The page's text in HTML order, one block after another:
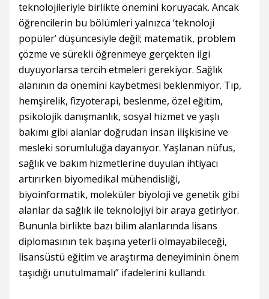
teknolojileriyle birlikte önemini koruyacak. Ancak
öğrencilerin bu bölümleri yalnızca ‘teknoloji
popüler’ düşüncesiyle değil; matematik, problem
çözme ve sürekli öğrenmeye gerçekten ilgi
duyuyorlarsa tercih etmeleri gerekiyor. Sağlık
alanının da önemini kaybetmesi beklenmiyor. Tıp,
hemşirelik, fizyoterapi, beslenme, özel eğitim,
psikolojik danışmanlık, sosyal hizmet ve yaşlı
bakımı gibi alanlar doğrudan insan ilişkisine ve
mesleki sorumluluğa dayanıyor. Yaşlanan nüfus,
sağlık ve bakım hizmetlerine duyulan ihtiyacı
artırırken biyomedikal mühendisliği,
biyoinformatik, moleküler biyoloji ve genetik gibi
alanlar da sağlık ile teknolojiyi bir araya getiriyor.
Bununla birlikte bazı bilim alanlarında lisans
diplomasının tek başına yeterli olmayabileceği,
lisansüstü eğitim ve araştırma deneyiminin önem
taşıdığı unutulmamalı” ifadelerini kullandı.